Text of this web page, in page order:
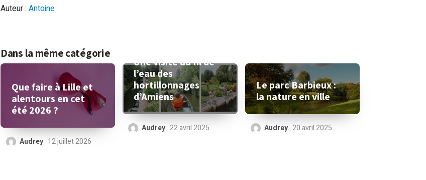
Auteur : Antoine
Dans la même catégorie
Que faire à Lille et
alentours en cet
été 2026 ?
Audrey 12 juillet 2026
Une visite au fil de
l’eau des
hortillonnages
d’Amiens
Audrey 22 avril 2025
Le parc Barbieux :
la nature en ville
Audrey 20 avril 2025